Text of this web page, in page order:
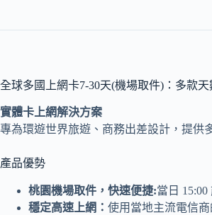
全球多國上網卡7-30天(機場取件)：多款天
實體卡上網解決方案
專為環遊世界旅遊、商務出差設計，提供
產品優勢
桃園機場取件，快速便捷:當日
穩定高速上網： 使用當地主流電信商